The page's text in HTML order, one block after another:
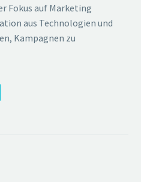
Fokus auf Marketing
aus Technologien und
Kampagnen zu